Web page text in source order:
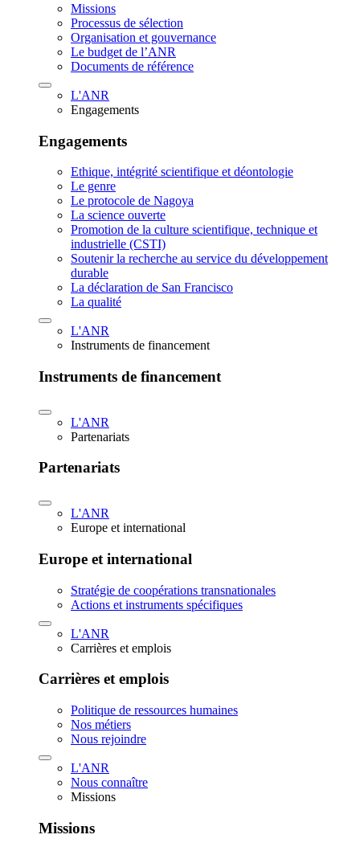
Missions
Processus de sélection
Organisation et gouvernance
Le budget de l’ANR
Documents de référence
L'ANR
Engagements
Engagements
Ethique, intégrité scientifique et déontologie
Le genre
Le protocole de Nagoya
La science ouverte
Promotion de la culture scientifique, technique et
industrielle (CSTI)
Soutenir la recherche au service du développement
durable
La déclaration de San Francisco
La qualité
L'ANR
Instruments de financement
Instruments de financement
L'ANR
Partenariats
Partenariats
L'ANR
Europe et international
Europe et international
Stratégie de coopérations transnationales
Actions et instruments spécifiques
L'ANR
Carrières et emplois
Carrières et emplois
Politique de ressources humaines
Nos métiers
Nous rejoindre
L'ANR
Nous connaître
Missions
Missions